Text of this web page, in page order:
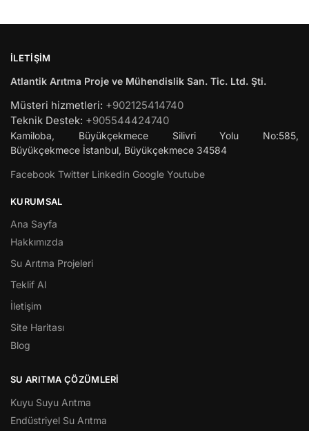
İLETIŞIM
Atlantik Arıtma Proje ve Mühendislik San. Tic. Ltd. Şti.
Müsteri hizmetleri: +902125414740
Teknik Destek: +905544424740
Kamiloba, Büyükçekmece Silivri Yolu No:585,
Büyükçekmece İstanbul, Büyükçekmece 34584
Facebook Twitter Linkedin Google Youtube
KURUMSAL
Ana Sayfa
Hakkımızda
Su Arıtma Projeleri
Teklif Al
İletişim
Site Haritası
Blog
SU ARITMA ÇÖZÜMLERI
Kuyu Suyu Arıtma
Endüstriyel Su Arıtma